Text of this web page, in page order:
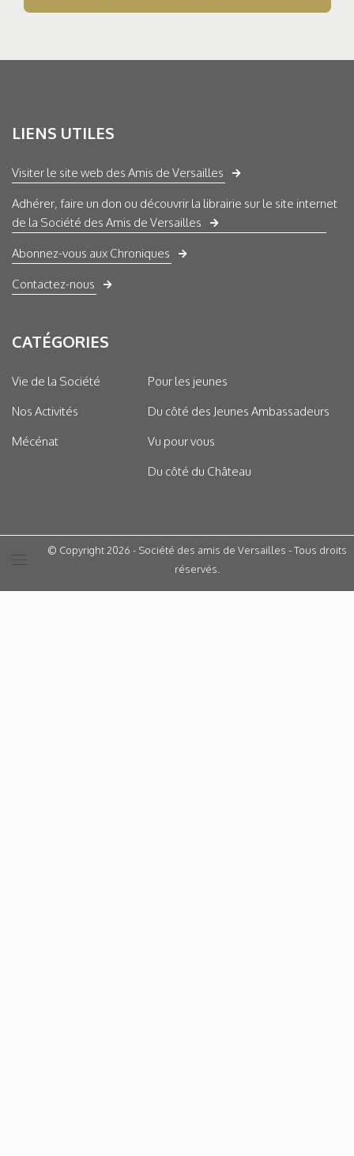
LIENS UTILES
Visiter le site web des Amis de Versailles
Adhérer, faire un don ou découvrir la librairie sur le site internet
de la Société des Amis de Versailles
Abonnez-vous aux Chroniques
Contactez-nous
CATÉGORIES
Vie de la Société
Nos Activités
Mécénat
Pour les jeunes
Du côté des Jeunes Ambassadeurs
Vu pour vous
Du côté du Château
© Copyright 2026 - Société des amis de Versailles - Tous droits
réservés.